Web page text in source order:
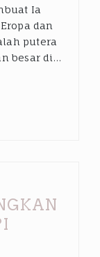
Ia
dan
putera
besar di…